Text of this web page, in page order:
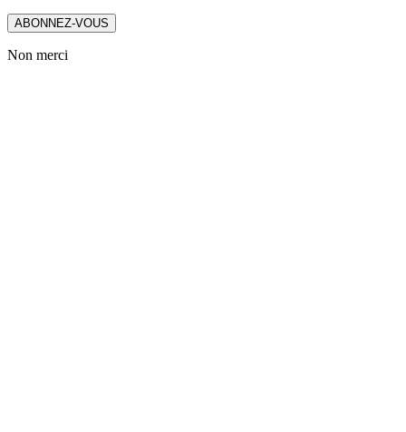
ABONNEZ-VOUS
Non merci